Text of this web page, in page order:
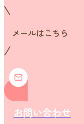
メールはこちら
お問い合わせ